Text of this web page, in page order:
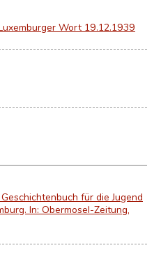
Wort 19.12.1939
für die Jugend
In: Obermosel-Zeitung,